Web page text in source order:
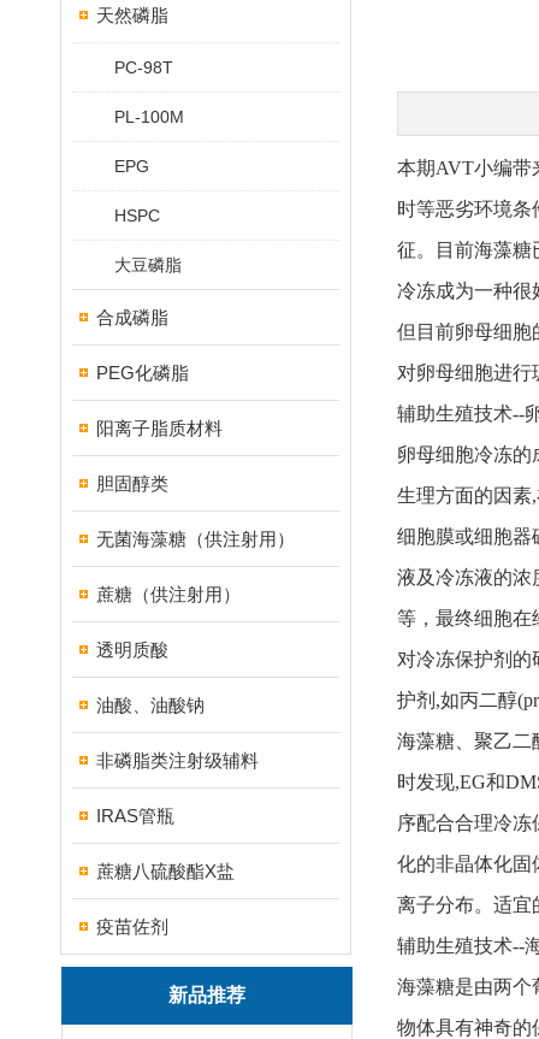
天然磷脂
PC-98T
PL-100M
EPG
HSPC
大豆磷脂
合成磷脂
PEG化磷脂
阳离子脂质材料
胆固醇类
无菌海藻糖（供注射用）
蔗糖（供注射用）
透明质酸
油酸、油酸钠
非磷脂类注射级辅料
IRAS管瓶
蔗糖八硫酸酯X盐
疫苗佐剂
新品推荐
本期AVT小编带
时等恶劣环境
征。目前海藻糖
冷冻成为一种很
但目前卵母细胞
对卵母细胞进行
辅助生殖技术--
卵母细胞冷冻
生理方面的因素
细胞膜或细胞器
液及冷冻液的浓
等，最终细胞在
对冷冻保护剂的
护剂,如丙二醇
海藻糖、聚乙二
时发现,EG和
序配合合理冷
化的非晶体化固
离子分布。适宜
辅助生殖技术--
海藻糖是由两个
物体具有神奇的